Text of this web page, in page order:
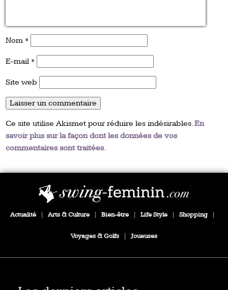
Nom *
E-mail *
Site web
Ce site utilise Akismet pour réduire les indésirables.En
savoir plus sur la façon dont les données de vos
commentaires sont traitées.
Actualité Arts & Culture Bien-être Life Style Shopping
Voyages & Golfs Joueuses